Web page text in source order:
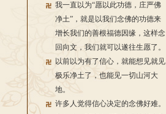
我一直以为“愿以此功德，庄严佛
净土”，就是以我们念佛的功德来
增长我们的善根福德因缘，这样念
回向文，我们就可以遂往生愿了。
以前以为有了信心，就能想见就见
极乐净土了，也能见一切山河大
地。
许多人觉得信心决定的念佛好难。